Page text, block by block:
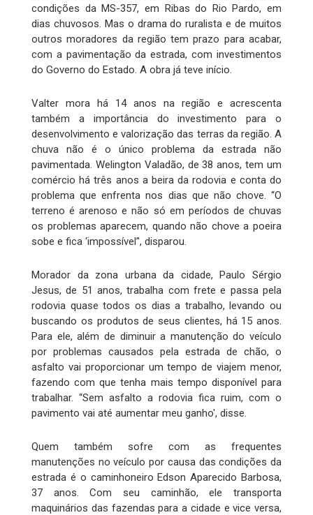
condições da MS-357, em Ribas do Rio Pardo, em
dias chuvosos. Mas o drama do ruralista e de muitos
outros moradores da região tem prazo para acabar,
com a pavimentação da estrada, com investimentos
do Governo do Estado. A obra já teve início.
Valter mora há 14 anos na região e acrescenta
também a importância do investimento para o
desenvolvimento e valorização das terras da região. A
chuva não é o único problema da estrada não
pavimentada. Welington Valadão, de 38 anos, tem um
comércio há três anos a beira da rodovia e conta do
problema que enfrenta nos dias que não chove. “O
terreno é arenoso e não só em períodos de chuvas
os problemas aparecem, quando não chove a poeira
sobe e fica ‘impossível’', disparou.
Morador da zona urbana da cidade, Paulo Sérgio
Jesus, de 51 anos, trabalha com frete e passa pela
rodovia quase todos os dias a trabalho, levando ou
buscando os produtos de seus clientes, há 15 anos.
Para ele, além de diminuir a manutenção do veículo
por problemas causados pela estrada de chão, o
asfalto vai proporcionar um tempo de viajem menor,
fazendo com que tenha mais tempo disponível para
trabalhar. “Sem asfalto a rodovia fica ruim, com o
pavimento vai até aumentar meu ganho', disse.
Quem também sofre com as frequentes
manutenções no veículo por causa das condições da
estrada é o caminhoneiro Edson Aparecido Barbosa,
37 anos. Com seu caminhão, ele transporta
maquinários das fazendas para a cidade e vice versa,